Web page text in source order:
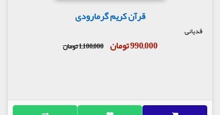
قرآن کریم گرمارودی
قدیانی
990,000 تومان 1,100,000 تومان